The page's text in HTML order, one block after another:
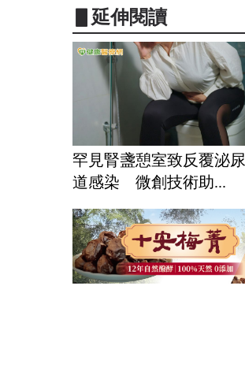
▋延伸閱讀
罕見腎盞憩室致反覆泌尿
道感染 微創技術助...